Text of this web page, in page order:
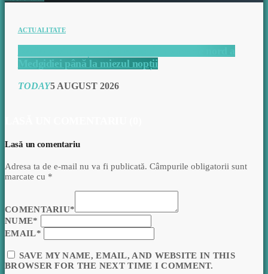
ACTUALITATE
Medgidiei până la miezul nopții
TODAY5 AUGUST 2026
Lasă un comentariu
Adresa ta de e-mail nu va fi publicată. Câmpurile obligatorii sunt
marcate cu *
COMENTARIU*
NUME*
EMAIL*
SAVE MY NAME, EMAIL, AND WEBSITE IN THIS
BROWSER FOR THE NEXT TIME I COMMENT.